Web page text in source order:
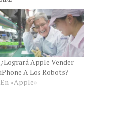
¿Logrará Apple Vender
iPhone A Los Robots?
En «Apple»